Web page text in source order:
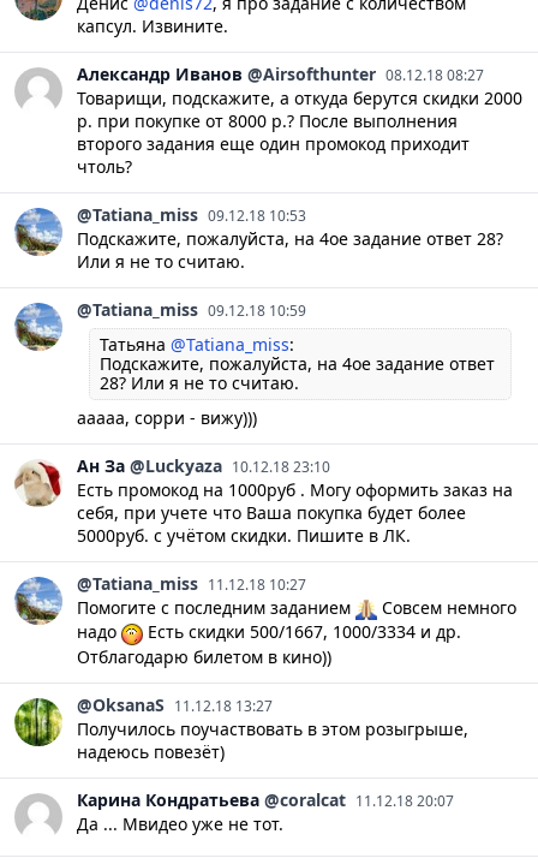
капсул. Извините.
Александр Иванов @Airsofthunter 08.12.18 08:27
Товарищи, подскажите, а откуда берутся скидки 2000
р. при покупке от 8000 р.? После выполнения
второго задания еще один промокод приходит
чтоль?
@Tatiana_miss 09.12.18 10:53
Подскажите, пожалуйста, на 4ое задание ответ 28?
Или я не то считаю.
@Tatiana_miss 09.12.18 10:59
Татьяна @Tatiana_miss:
Подскажите, пожалуйста, на 4ое задание ответ
28? Или я не то считаю.
ааааа, сорри - вижу)))
Ан За @Luckyaza 10.12.18 23:10
Есть промокод на 1000руб . Могу оформить заказ на
себя, при учете что Ваша покупка будет более
5000руб. с учётом скидки. Пишите в ЛК.
@Tatiana_miss 11.12.18 10:27
Помогите с последним заданием
Совсем немного
надо
Есть скидки 500/1667, 1000/3334 и др.
Отблагодарю билетом в кино))
@OksanaS 11.12.18 13:27
Получилось поучаствовать в этом розыгрыше,
надеюсь повезёт)
Карина Кондратьева @coralcat 11.12.18 20:07
Да ... Мвидео уже не тот.